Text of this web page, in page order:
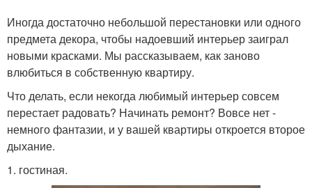
Иногда достаточно небольшой перестановки или одного
предмета декора, чтобы надоевший интерьер заиграл
новыми красками. Мы рассказываем, как заново
влюбиться в собственную квартиру.
Что делать, если некогда любимый интерьер совсем
перестает радовать? Начинать ремонт? Вовсе нет -
немного фантазии, и у вашей квартиры откроется второе
дыхание.
1. гостиная.